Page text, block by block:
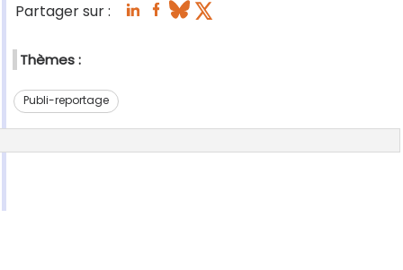
Partager sur :
Thèmes :
Publi-reportage